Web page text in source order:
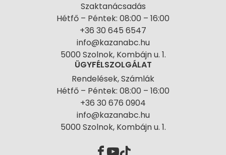
Szaktanácsadás
Hétfő – Péntek: 08:00 – 16:00
+36 30 645 6547
info@kazanabc.hu
5000 Szolnok, Kombájn u. 1.
ÜGYFÉLSZOLGÁLAT
Rendelések, Számlák
Hétfő – Péntek: 08:00 – 16:00
+36 30 676 0904
info@kazanabc.hu
5000 Szolnok, Kombájn u. 1.